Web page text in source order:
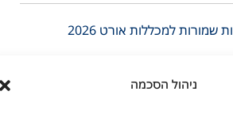
ניהול הסכמה
שמורות למכללות אורט 2026
1-700-50-90-20